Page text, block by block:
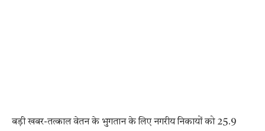
बड़ी खबर-तत्काल वेतन के भुगतान के लिए नगरीय निकायों को 25.9